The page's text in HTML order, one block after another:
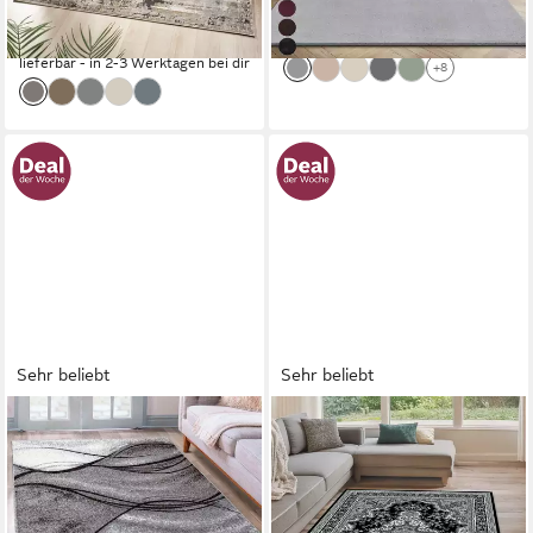
nur bis Dienstag
-54%
lieferbar - in 2-3 Werktagen bei dir
-56%
lieferbar - in 2-3 Werktagen bei dir
+8
Sehr beliebt
OTTO HOME
Teppich Tritom, rechteckig,
Höhe: 9 mm, mit besonders
weichem Flor, Kurzflor,
Sehr beliebt
OTTO HOME
Teppich Oriental, Made in
Belgium, rechteckig, Höhe: 7
mm, Orient-Optik, mit